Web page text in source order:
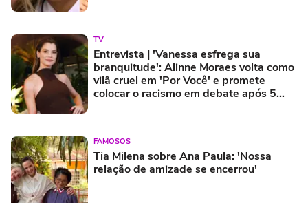
TV
Entrevista | 'Vanessa esfrega sua
branquitude': Alinne Moraes volta como
vilã cruel em 'Por Você' e promete
colocar o racismo em debate após 5
FAMOSOS
Tia Milena sobre Ana Paula: 'Nossa
relação de amizade se encerrou'